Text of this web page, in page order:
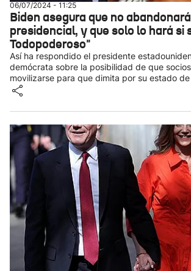
06/07/2024 - 11:25
Biden asegura que no
presidencial, y que solo lo hará si
Todopoderoso"
Así ha respondido el presidente
demócrata sobre la posibilidad de que
movilizarse para que dimita por su estado